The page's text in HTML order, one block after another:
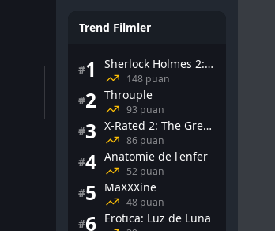
Trend Filmler
#1 Sherlock Holmes 2: Gölge Oyunları
148 puan
#2 Throuple
93 puan
#3 X-Rated 2: The Greatest Adult Stars of All-Time
86 puan
#4 Anatomie de l'enfer
52 puan
#5 MaXXXine
48 puan
#6 Erotica: Luz de Luna